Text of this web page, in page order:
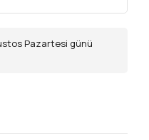
Pazartesi günü